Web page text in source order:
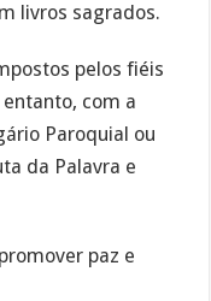
livros sagrados.
pelos fiéis
com a
Paroquial ou
da Palavra e
paz e